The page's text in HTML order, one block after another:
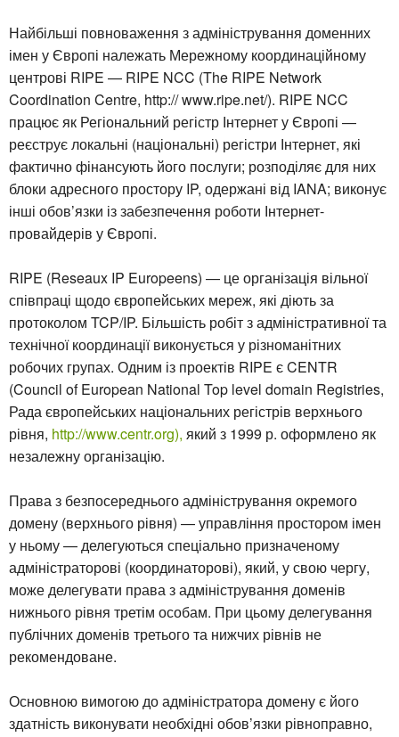
Найбільші повноваження з адміністрування доменних
імен у Європі належать Мережному координаційному
центрові RIPE — RIPE NCC (The RIPE Network
Coordination Centre, http:// www.ripe.net/). RIPE NCC
працює як Регіональний регістр Інтернет у Європі —
реєструє локальні (національні) регістри Інтернет, які
фактично фінансують його послуги; розподіляє для них
блоки адресного простору IP, одержані від IANA; виконує
інші обов’язки із забезпечення роботи Інтернет-
провайдерів у Європі.
RIPE (Reseaux IP Europeens) — це організація вільної
співпраці щодо європейських мереж, які діють за
протоколом TCP/IP. Більшість робіт з адміністративної та
технічної координації виконується у різноманітних
робочих групах. Одним із проектів RIPE є CENTR
(Council of European National Top level domain Registries,
Рада європейських національних регістрів верхнього
рівня, http://www.centr.org), який з 1999 р. оформлено як
незалежну організацію.
Права з безпосереднього адміністрування окремого
домену (верхнього рівня) — управління простором імен
у ньому — делегуються спеціально призначеному
адміністраторові (координаторові), який, у свою чергу,
може делегувати права з адміністрування доменів
нижнього рівня третім особам. При цьому делегування
публічних доменів третього та нижчих рівнів не
рекомендоване.
Основною вимогою до адміністратора домену є його
здатність виконувати необхідні обов’язки рівноправно,